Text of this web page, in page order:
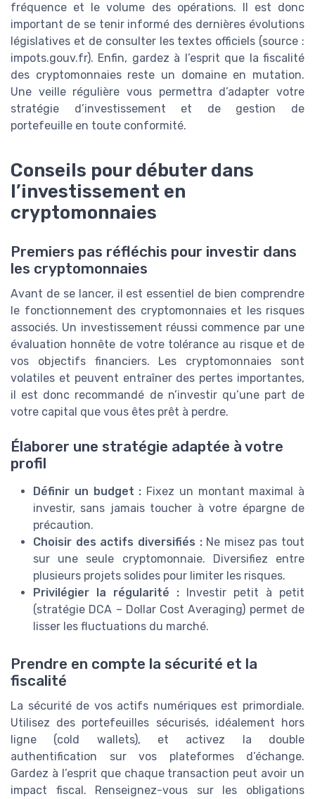
fréquence et le volume des opérations. Il est donc
important de se tenir informé des dernières évolutions
législatives et de consulter les textes officiels (source :
impots.gouv.fr). Enfin, gardez à l’esprit que la fiscalité
des cryptomonnaies reste un domaine en mutation.
Une veille régulière vous permettra d’adapter votre
stratégie d’investissement et de gestion de
portefeuille en toute conformité.
Conseils pour débuter dans
l’investissement en
cryptomonnaies
Premiers pas réfléchis pour investir dans
les cryptomonnaies
Avant de se lancer, il est essentiel de bien comprendre
le fonctionnement des cryptomonnaies et les risques
associés. Un investissement réussi commence par une
évaluation honnête de votre tolérance au risque et de
vos objectifs financiers. Les cryptomonnaies sont
volatiles et peuvent entraîner des pertes importantes,
il est donc recommandé de n’investir qu’une part de
votre capital que vous êtes prêt à perdre.
Élaborer une stratégie adaptée à votre
profil
Définir un budget : Fixez un montant maximal à
investir, sans jamais toucher à votre épargne de
précaution.
Choisir des actifs diversifiés :Ne misez pas tout
sur une seule cryptomonnaie. Diversifiez entre
plusieurs projets solides pour limiter les risques.
Privilégier la régularité : Investir petit à petit
(stratégie DCA – Dollar Cost Averaging) permet de
lisser les fluctuations du marché.
Prendre en compte la sécurité et la
fiscalité
La sécurité de vos actifs numériques est primordiale.
Utilisez des portefeuilles sécurisés, idéalement hors
ligne (cold wallets), et activez la double
authentification sur vos plateformes d’échange.
Gardez à l’esprit que chaque transaction peut avoir un
impact fiscal. Renseignez-vous sur les obligations